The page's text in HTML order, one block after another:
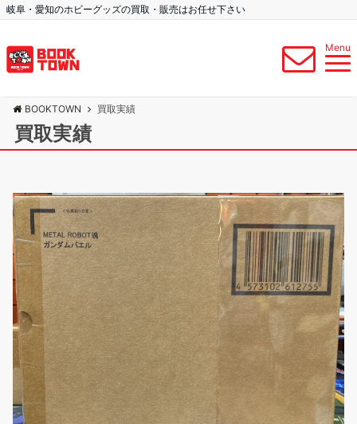
岐阜・愛知のホビーグッズの買取・販売はお任せ下さい
Menu
BOOKTOWN 買取実績
買取実績